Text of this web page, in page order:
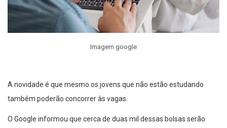
Imagem google
A novidade é que mesmo os jovens que não estão estudando
também poderão concorrer às vagas.
O Google informou que cerca de duas mil dessas bolsas serão